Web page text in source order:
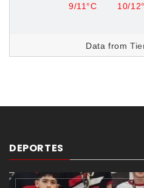
9/11°C 10/
Data from
DEPORTES